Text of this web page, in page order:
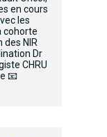
en cours
les
cohorte
des NIR
Dr
CHRU
📧